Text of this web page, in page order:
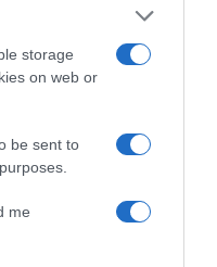
storage
on web or
be sent to
me
την